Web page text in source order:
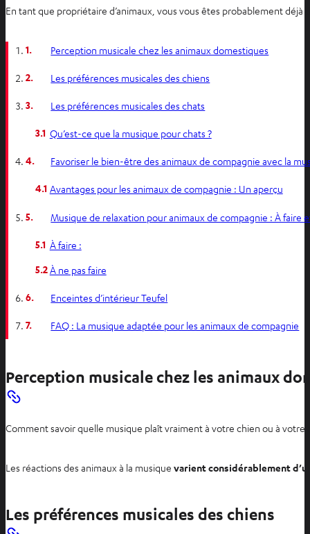
En tant que propriétaire d’animaux, vous vous êtes probablement
1. Perception musicale chez les animaux domestiques
2. Les préférences musicales des chiens
3. Les préférences musicales des chats
3.1 Qu’est-ce que la musique pour chats ?
4. Favoriser le bien-être des animaux de compagnie avec la
4.1 Avantages pour les animaux de compagnie : Un aperçu
5. Musique de relaxation pour animaux de compagnie : À faire
5.1 À faire :
5.2 À ne pas faire
6. Enceintes d’intérieur Teufel
7. FAQ : La musique adaptée pour les animaux de compagnie
Perception musicale chez les animaux
Comment savoir quelle musique plaît vraiment à votre chien ou à
Les réactions des animaux à la musique varient considérablement
Les préférences musicales des chiens